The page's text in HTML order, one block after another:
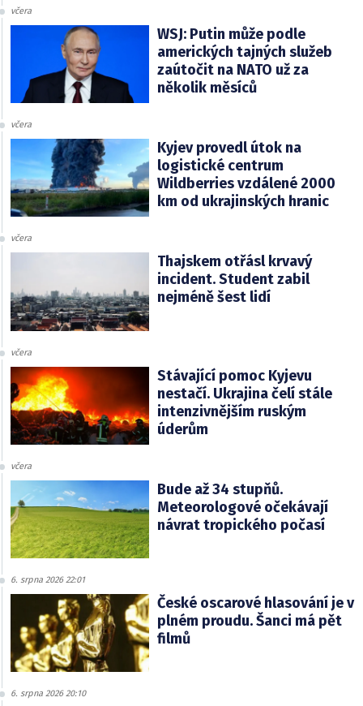
včera
WSJ: Putin může podle
amerických tajných služeb
zaútočit na NATO už za
několik měsíců
včera
Kyjev provedl útok na
logistické centrum
Wildberries vzdálené 2000
km od ukrajinských hranic
včera
Thajskem otřásl krvavý
incident. Student zabil
nejméně šest lidí
včera
Stávající pomoc Kyjevu
nestačí. Ukrajina čelí stále
intenzivnějším ruským
úderům
včera
Bude až 34 stupňů.
Meteorologové očekávají
návrat tropického počasí
6. srpna 2026 22:01
České oscarové hlasování je v
plném proudu. Šanci má pět
filmů
6. srpna 2026 20:10